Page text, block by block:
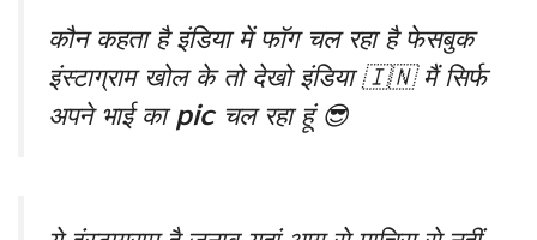
कौन कहता है इंडिया में फॉग चल रहा है फेसबुक
इंस्टाग्राम खोल के तो देखो इंडिया 🇮🇳 मैं सिर्फ
अपने भाई का pic चल रहा हूं 😎